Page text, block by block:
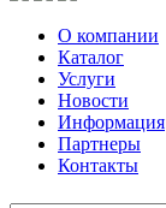
О компании
Каталог
Услуги
Новости
Информация
Партнеры
Контакты